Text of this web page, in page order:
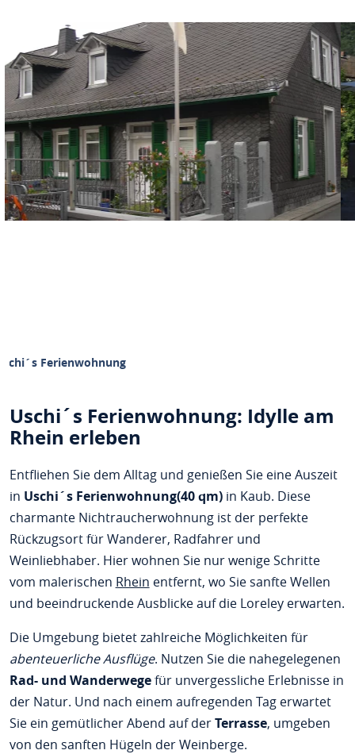
Ferienwohnung
Uschi´s Ferienwohnung: Idylle am
Rhein erleben
Entfliehen Sie dem Alltag und genießen Sie eine Auszeit
in Uschi´s Ferienwohnung(40 qm)in Kaub. Diese
charmante Nichtraucherwohnung ist der perfekte
Rückzugsort für Wanderer, Radfahrer und
Weinliebhaber. Hier wohnen Sie nur wenige Schritte
vom malerischen Rhein entfernt, wo Sie sanfte Wellen
und beeindruckende Ausblicke auf die Loreley erwarten.
Die Umgebung bietet zahlreiche Möglichkeiten für
abenteuerliche Ausflüge. Nutzen Sie die nahegelegenen
Rad- und Wanderwegefür unvergessliche Erlebnisse in
der Natur. Und nach einem aufregenden Tag erwartet
Sie ein gemütlicher Abend auf derTerrasse, umgeben
von den sanften Hügeln der Weinberge.